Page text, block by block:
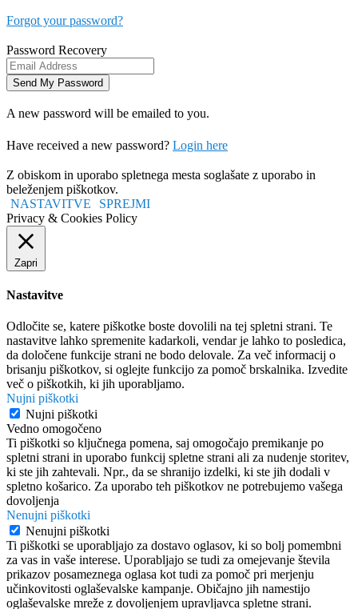
Forgot your password?
Password Recovery
A new password will be emailed to you.
Have received a new password? Login here
Z obiskom in uporabo spletnega mesta soglašate z uporabo in
beleženjem piškotkov.
NASTAVITVE
SPREJMI
Privacy & Cookies Policy
Zapri
Nastavitve
Odločite se, katere piškotke boste dovolili na tej spletni strani. Te
nastavitve lahko spremenite kadarkoli, vendar je lahko to posledica,
da določene funkcije strani ne bodo delovale. Za več informacij o
brisanju piškotkov, si oglejte funkcijo za pomoč brskalnika. Izvedite
več o piškotkih, ki jih uporabljamo.
Nujni piškotki
Nujni piškotki
Vedno omogočeno
Ti piškotki so ključnega pomena, saj omogočajo premikanje po
spletni strani in uporabo funkcij spletne strani ali za nudenje storitev,
ki ste jih zahtevali. Npr., da se shranijo izdelki, ki ste jih dodali v
spletno košarico. Za uporabo teh piškotkov ne potrebujemo vašega
dovoljenja
Nenujni piškotki
Nenujni piškotki
Ti piškotki se uporabljajo za dostavo oglasov, ki so bolj pomembni
za vas in vaše interese. Uporabljajo se tudi za omejevanje števila
prikazov posameznega oglasa kot tudi za pomoč pri merjenju
učinkovitosti oglaševalske kampanje. Običajno jih namestijo
oglaševalske mreže z dovoljenjem upravljavca spletne strani.